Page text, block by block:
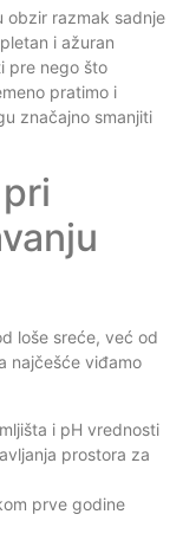
obzir razmak sadnje
i ažuran
pre nego što
pratimo i
značajno smanjiti
loše sreće, već od
najčešće viđamo
i pH vrednosti
prostora za
prve godine